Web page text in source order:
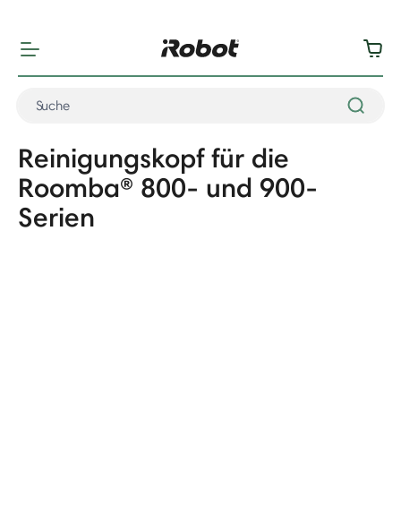
Reinigungskopf für die
Roomba® 800- und 900-
Serien